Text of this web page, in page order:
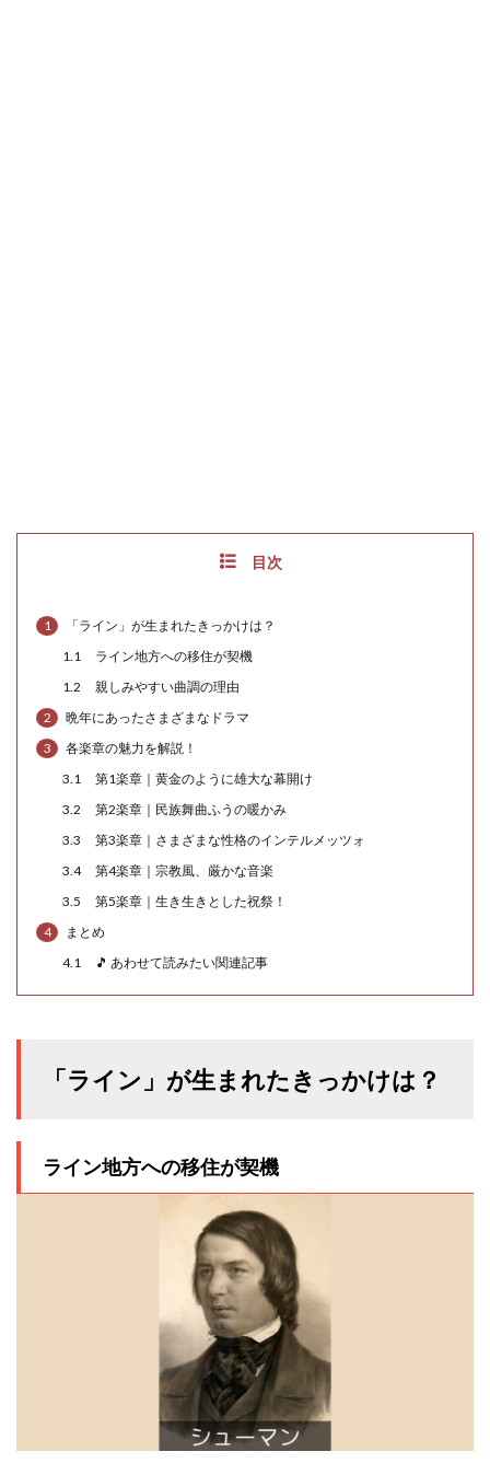
目次
1
「ライン」が生まれたきっかけは？
1.1
ライン地方への移住が契機
1.2
親しみやすい曲調の理由
2
晩年にあったさまざまなドラマ
3
各楽章の魅力を解説！
3.1
第1楽章｜黄金のように雄大な幕開け
3.2
第2楽章｜民族舞曲ふうの暖かみ
3.3
第3楽章｜さまざまな性格のインテルメッツォ
3.4
第4楽章｜宗教風、厳かな音楽
3.5
第5楽章｜生き生きとした祝祭！
4
まとめ
4.1
🎵 あわせて読みたい関連記事
「ライン」が生まれたきっかけは？
ライン地方への移住が契機